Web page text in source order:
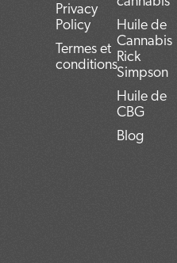
Privacy
Policy
Termes et
conditions
Huile de
Cannabis
Rick
Simpson
Huile de
CBG
Blog